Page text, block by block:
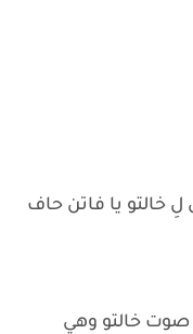
خالتو يا فاتن حاف
خالتو وهي